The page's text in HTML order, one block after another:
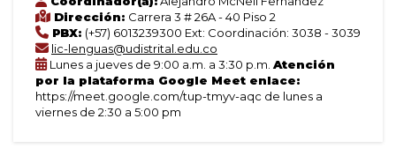
Dirección: Carrera 3 # 26A - 40 Piso 2
PBX: (+57) 6013239300 Ext: Coordinación: 3038 - 3039
lic-lenguas@udistrital.edu.co
Lunes a jueves de 9:00 a.m. a 3:30 p.m. Atención
por la plataforma Google Meet enlace:
https://meet.google.com/tup-tmyv-aqc de lunes a
viernes de 2:30 a 5:00 pm